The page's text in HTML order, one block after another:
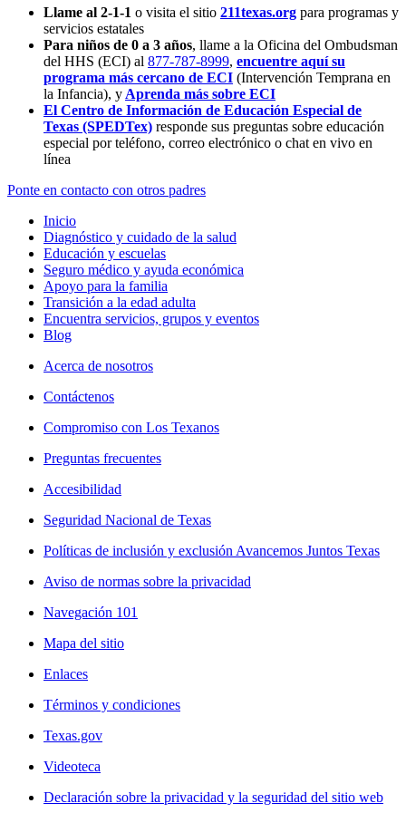
Llame al 2-1-1 o visita el sitio 211texas.org para programas y
servicios estatales
Para niños de 0 a 3 años, llame a la Oficina del Ombudsman
del HHS (ECI) al 877-787-8999, encuentre aquí su
programa más cercano de ECI (Intervención Temprana en
la Infancia), y Aprenda más sobre ECI
El Centro de Información de Educación Especial de
Texas (SPEDTex) responde sus preguntas sobre educación
especial por teléfono, correo electrónico o chat en vivo en
línea
Ponte en contacto con otros padres
Inicio
Diagnóstico y cuidado de la salud
Educación y escuelas
Seguro médico y ayuda económica
Apoyo para la familia
Transición a la edad adulta
Encuentra servicios, grupos y eventos
Blog
Acerca de nosotros
Contáctenos
Compromiso con Los Texanos
Preguntas frecuentes
Accesibilidad
Seguridad Nacional de Texas
Políticas de inclusión y exclusión Avancemos Juntos Texas
Aviso de normas sobre la privacidad
Navegación 101
Mapa del sitio
Enlaces
Términos y condiciones
Texas.gov
Videoteca
Declaración sobre la privacidad y la seguridad del sitio web